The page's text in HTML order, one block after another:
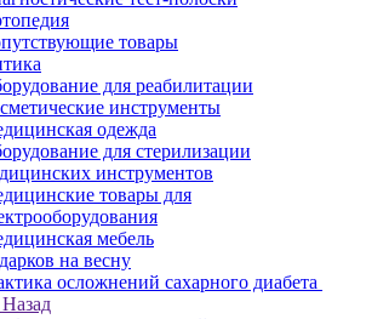
товары
для реабилитации
инструменты
одежда
для стерилизации
инструментов
товары для
мебель
на весну
осложнений сахарного диабета
Назад